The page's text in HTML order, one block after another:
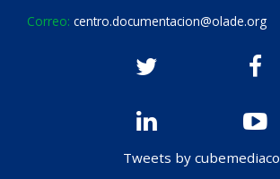
Correo: centro.documentacion@olade.org
Tweets by cubemediaco